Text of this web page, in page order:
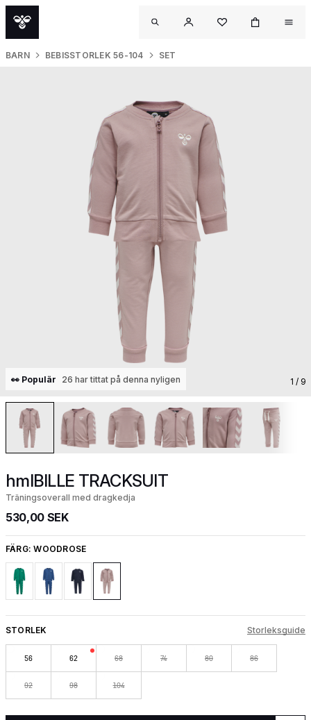
BARN BEBISSTORLEK 56-104 SET
👀 Populär 26 har tittat på denna nyligen 1 / 9
hmlBILLE TRACKSUIT
Träningsoverall med dragkedja
530,00 SEK
FÄRG:WOODROSE
STORLEK Storleksguide
56 62 68 74 80 86
92 98 104